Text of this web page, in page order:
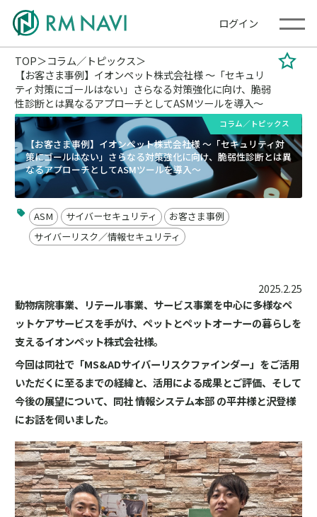
ログイン
TOP
コラム／トピックス
【お客さま事例】イオンペット株式会社様 ～「セキュリ
ティ対策にゴールはない」さらなる対策強化に向け、脆弱
性診断とは異なるアプローチとしてASMツールを導入～
コラム／トピックス
【お客さま事例】イオンペット株式会社様 ～「セキュリティ対
策にゴールはない」さらなる対策強化に向け、脆弱性診断とは異
なるアプローチとしてASMツールを導入～
ASM サイバーセキュリティ
お客さま事例
サイバーリスク／情報セキュリティ
2025.2.25
動物病院事業、リテール事業、サービス事業を中心に多様なペ
ットケアサービスを手がけ、ペットとペットオーナーの暮らしを
支えるイオンペット株式会社様。
今回は同社で「MS&ADサイバーリスクファインダー」をご活用
いただくに至るまでの経緯と、活用による成果とご評価、そして
今後の展望について、同社 情報システム本部 の平井様と沢登様
にお話を伺いました。